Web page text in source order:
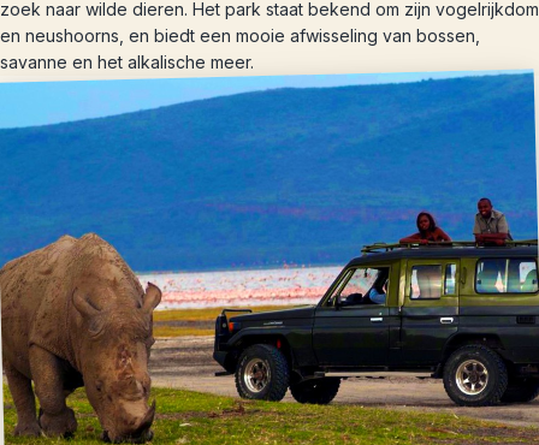
zoek naar wilde dieren. Het park staat bekend om zijn vogelrijkdom
en neushoorns, en biedt een mooie afwisseling van bossen,
savanne en het alkalische meer.